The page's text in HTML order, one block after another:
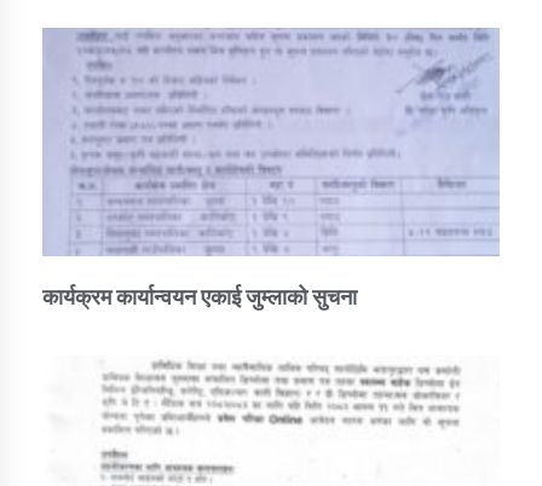
कार्यक्रम कार्यान्वयन एकाई जुम्लाको सुचना